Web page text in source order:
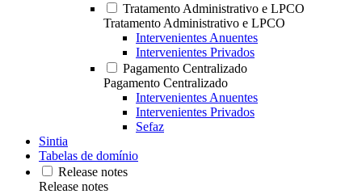
Tratamento Administrativo e LPCO
Tratamento Administrativo e LPCO
Intervenientes Anuentes
Intervenientes Privados
Pagamento Centralizado
Pagamento Centralizado
Intervenientes Anuentes
Intervenientes Privados
Sefaz
Sintia
Tabelas de domínio
Release notes
Release notes